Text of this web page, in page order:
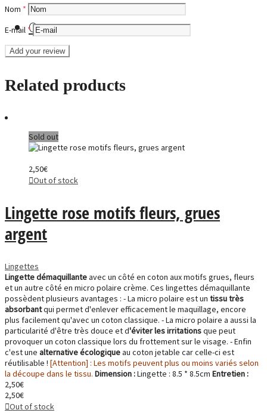
Contact
Nom *
E-mail *
Related products
Sold out
2,50€
Out of stock
Lingette rose motifs fleurs, grues
argent
Lingettes
Lingette démaquillanteavec un côté en coton aux motifs grues, fleurs
et un autre côté en micro polaire crème. Ces lingettes démaquillante
possèdent plusieurs avantages : - La micro polaire est un tissu très
absorbantqui permet d'enlever efficacement le maquillage, encore
plus facilement qu'avec un coton classique. - La micro polaire a aussi la
particularité d'être très douce et d'éviter les irritationsque peut
provoquer un coton classique lors du frottement sur le visage. - Enfin
c'est une alternative écologiqueau coton jetable car celle-ci est
réutilisable ! [Attention] : Les motifs peuvent plus ou moins variés selon
la découpe dans le tissu. Dimension :Lingette : 8.5 * 8.5cm Entretien :
2,50€
2,50€
Out of stock